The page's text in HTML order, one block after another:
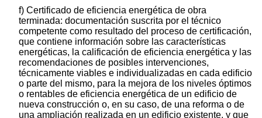
f) Certificado de eficiencia energética de obra
terminada: documentación suscrita por el técnico
competente como resultado del proceso de certificación,
que contiene información sobre las características
energéticas, la calificación de eficiencia energética y las
recomendaciones de posibles intervenciones,
técnicamente viables e individualizadas en cada edificio
o parte del mismo, para la mejora de los niveles óptimos
o rentables de eficiencia energética de un edificio de
nueva construcción o, en su caso, de una reforma o de
una ampliación realizada en un edificio existente, y que